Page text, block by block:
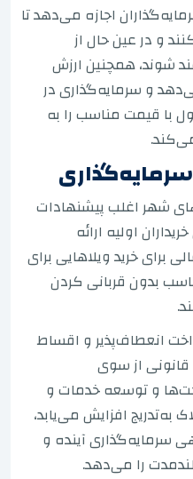
اجازه می‌دهد تا
و در عین حال از
شوند، همچنین ارزش
و سرمایه‌گذاری در
با قیمت مناسب را به
می‌کند.
شهر اغلب پیشنهادات
اولیه ارائه
برای خرید ویلاهایی برای
بدون قربانی کردن
انعطاف‌پذیر و اقساط
از سوی
و توسعه خدمات و
افزایش می‌یابد،
سرمایه‌گذاری آینده و
را می‌دهد.